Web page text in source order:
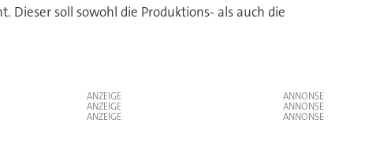
soll sowohl die Produktions- als auch die
ANZEIGE
ANZEIGE
ANZEIGE